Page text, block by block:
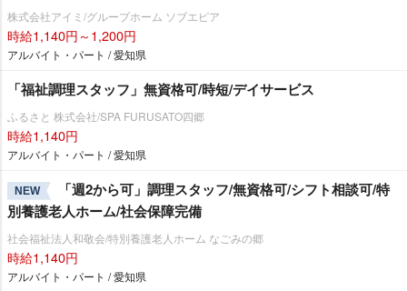
株式会社アイミ/グループホーム ソブエピア
時給1,140円～1,200円
アルバイト・パート / 愛知県
「福祉調理スタッフ」無資格可/時短/デイサービス
ふるさと 株式会社/SPA FURUSATO四郷
時給1,140円
アルバイト・パート / 愛知県
NEW
「週2から可」調理スタッフ/無資格可/シフト相談可/特
別養護老人ホーム/社会保障完備
社会福祉法人和敬会/特別養護老人ホーム なごみの郷
時給1,140円
アルバイト・パート / 愛知県